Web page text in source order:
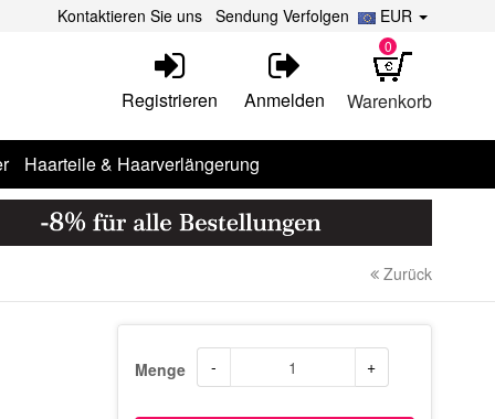
EUR
Kontaktieren Sie uns Sendung Verfolgen
Warenkorb
0
Registrieren Anmelden
Haarteile & Haarverlängerung
Zurück
Menge - +